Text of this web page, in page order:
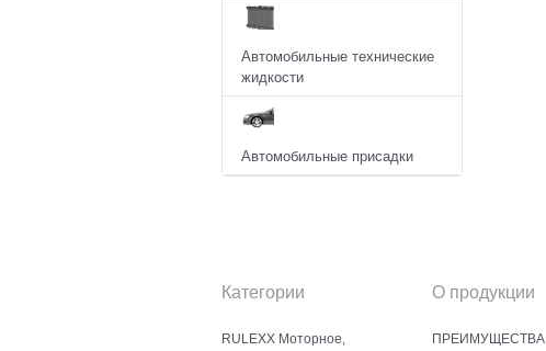
Автомобильные технические
жидкости
Автомобильные присадки
Категории
RULEXX Моторное,
О продукции
ПРЕИМУЩЕСТВА